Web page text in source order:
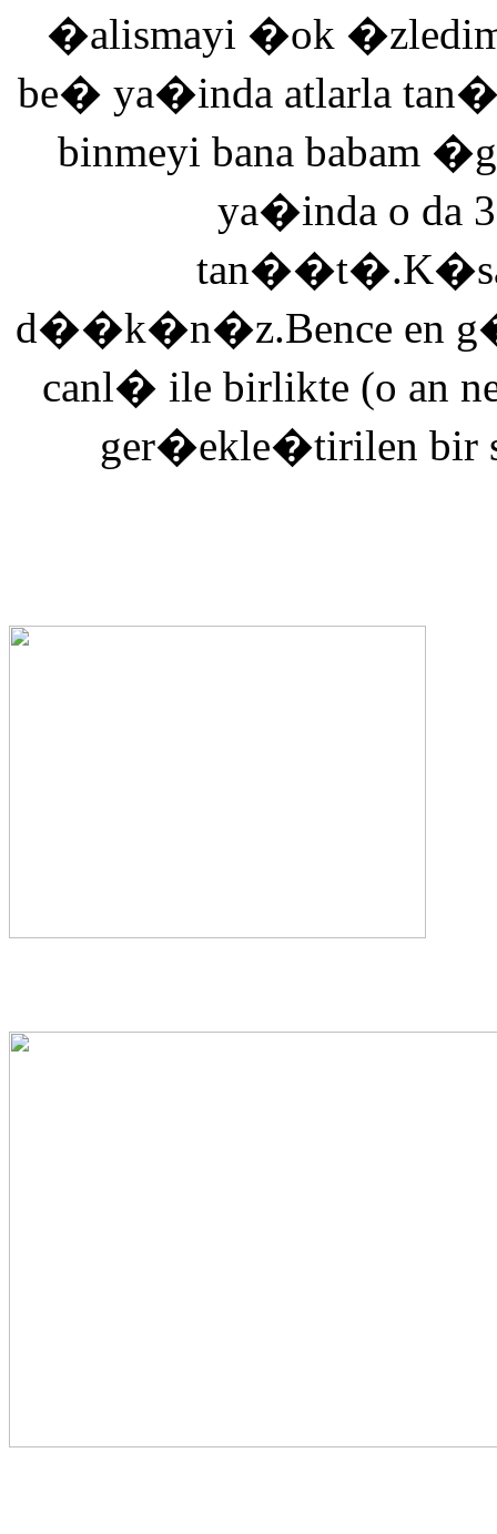
�alismayi �ok
be� ya�inda atlarla
binmeyi bana babam
ya�inda o da
d��k�n�z.Bence en
canl� ile birlikte (o an
ger�ekle�tirilen bir